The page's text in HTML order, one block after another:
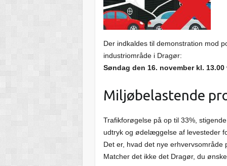
Der indkaldes til demonstration mod
industriområde i Dragør:
Søndag den 16. november kl.
Miljøbelastende
Trafikforøgelse på op til 33%,
udtryk og ødelæggelse af levesteder
Det er, hvad det nye erhvervsområde
Matcher det ikke det Dragør, du